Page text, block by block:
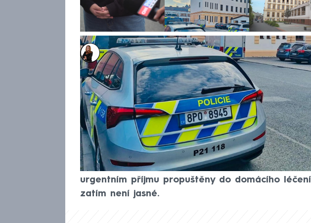
Michaela Bartošová
Akt. 3. zář 2024, 10:18• 3. zář 2024, 09:24
Na základní škole v Domažlicích žákyně
spolužáky a zranila dvě děti, chlapce a dívku.
zadržena, informovala policie s tím, že v
nehrozí nebezpečí a na místě pracuje velký
kriminalistů. Podle informací CNN Prima NEWS
ohrožení života. Po jednání krizového štábu
Rudolf Špoták (Piráti) informoval, že obě děti
urgentním příjmu propuštěny do domácího
zatím není jasné.